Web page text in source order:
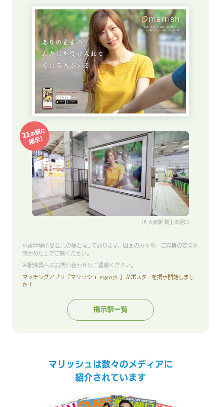
JR 大崎駅 橋上本屋口
※設置場所は公共の場となっております。周囲の方々や、ご自身の安全を
確かめた上でご覧ください。
※駅係員へのお問い合わせはご遠慮ください。
マッチングアプリ「マリッシュ-marrish-」がポスターを掲示開始しまし
た！
掲示駅一覧
マリッシュは数々のメディアに
紹介されています